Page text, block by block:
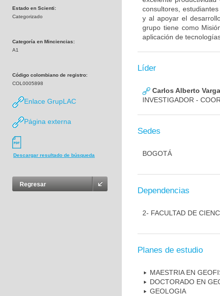
Estado en Scienti:
Categorizado
Categoría en Minciencias:
A1
Código colombiano de registro:
COL0005898
Enlace GrupLAC
Página externa
Descargar resultado de búsqueda
Regresar
consultores,
y al apoyar el
grupo tiene como
aplicación de
Líder
Carlos Alberto
INVESTIGADOR -
Sedes
BOGOTÁ
Dependencias
2- FACULTAD DE
Planes de estudio
MAESTRIA EN
DOCTORADO EN
GEOLOGIA